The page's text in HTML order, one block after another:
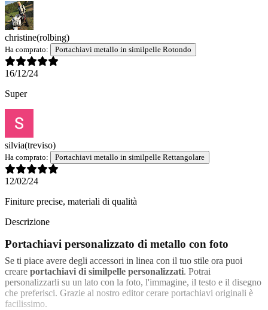
christine(rolbing)
Ha comprato: Portachiavi metallo in similpelle Rotondo
16/12/24
Super
silvia(treviso)
Ha comprato: Portachiavi metallo in similpelle Rettangolare
12/02/24
Finiture precise, materiali di qualità
Descrizione
Portachiavi personalizzato di metallo con foto
Se ti piace avere degli accessori in linea con il tuo stile ora puoi
creare portachiavi di similpelle personalizzati. Potrai
personalizzarli su un lato con la foto, l'immagine, il testo e il disegno
che preferisci. Grazie al nostro editor cerare portachiavi originali è
facilissimo.